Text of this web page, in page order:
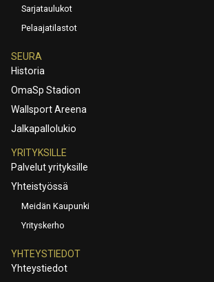
Sarjataulukot
Pelaajatilastot
SEURA
Historia
OmaSp Stadion
Wallsport Areena
Jalkapallolukio
YRITYKSILLE
Palvelut yrityksille
Yhteistyössä
Meidän Kaupunki
Yrityskerho
YHTEYSTIEDOT
Yhteystiedot